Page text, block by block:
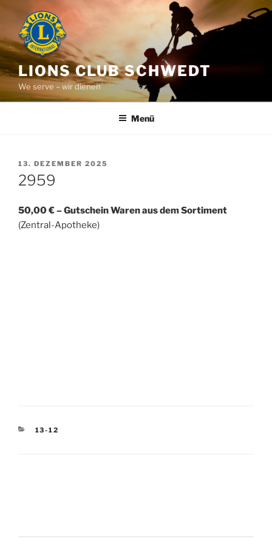
springen
LIONS CLUB SCHWEDT
We serve – wir dienen
Menü
VERÖFFENTLICHT
AM
13. DEZEMBER 2025
2959
50,00 € – Gutschein Waren aus dem Sortiment
(Zentral-Apotheke)
KATEGORIEN
13-12